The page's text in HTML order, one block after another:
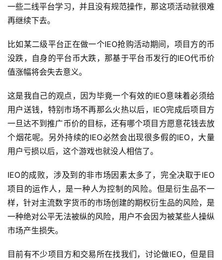
一些二线平台学习，并且没有规范操作，那这项活动就很难
再继续下去。
比如某二级平台正在做一个IEO抢购活动期间，项目方的币
没跌，自身的平台币大跌，那基于平台币发行的IEO代币价
值涨幅将会失去意义。
这是我自己的观点，因为毕竟一个有效的IEO意味着必须给
用户送钱，特别市场不再那么火热以后，IEO完成后项目方
一旦达不到推广币价的目标，还有哪个项目方愿意花钱去放
个烟花呢。另外持续的IEO必然会出现很多假的IEO，大量
用户亏损以后，这个游戏也就没人相信了。
IEO的成败，涉及到的非市场因素太多了，完全决取于IEO
项目的运作人，是一种人为控制的风险。但是衍生品不一
样，针对主流数字货币的市场创建的期权衍生品的风险，是
一种绝对公平无法被纵的风险，用户不会因为被某些人操纵
市场产生损失。
目前有不少项目方和交易所在找我们，讨论做IEO，但是目